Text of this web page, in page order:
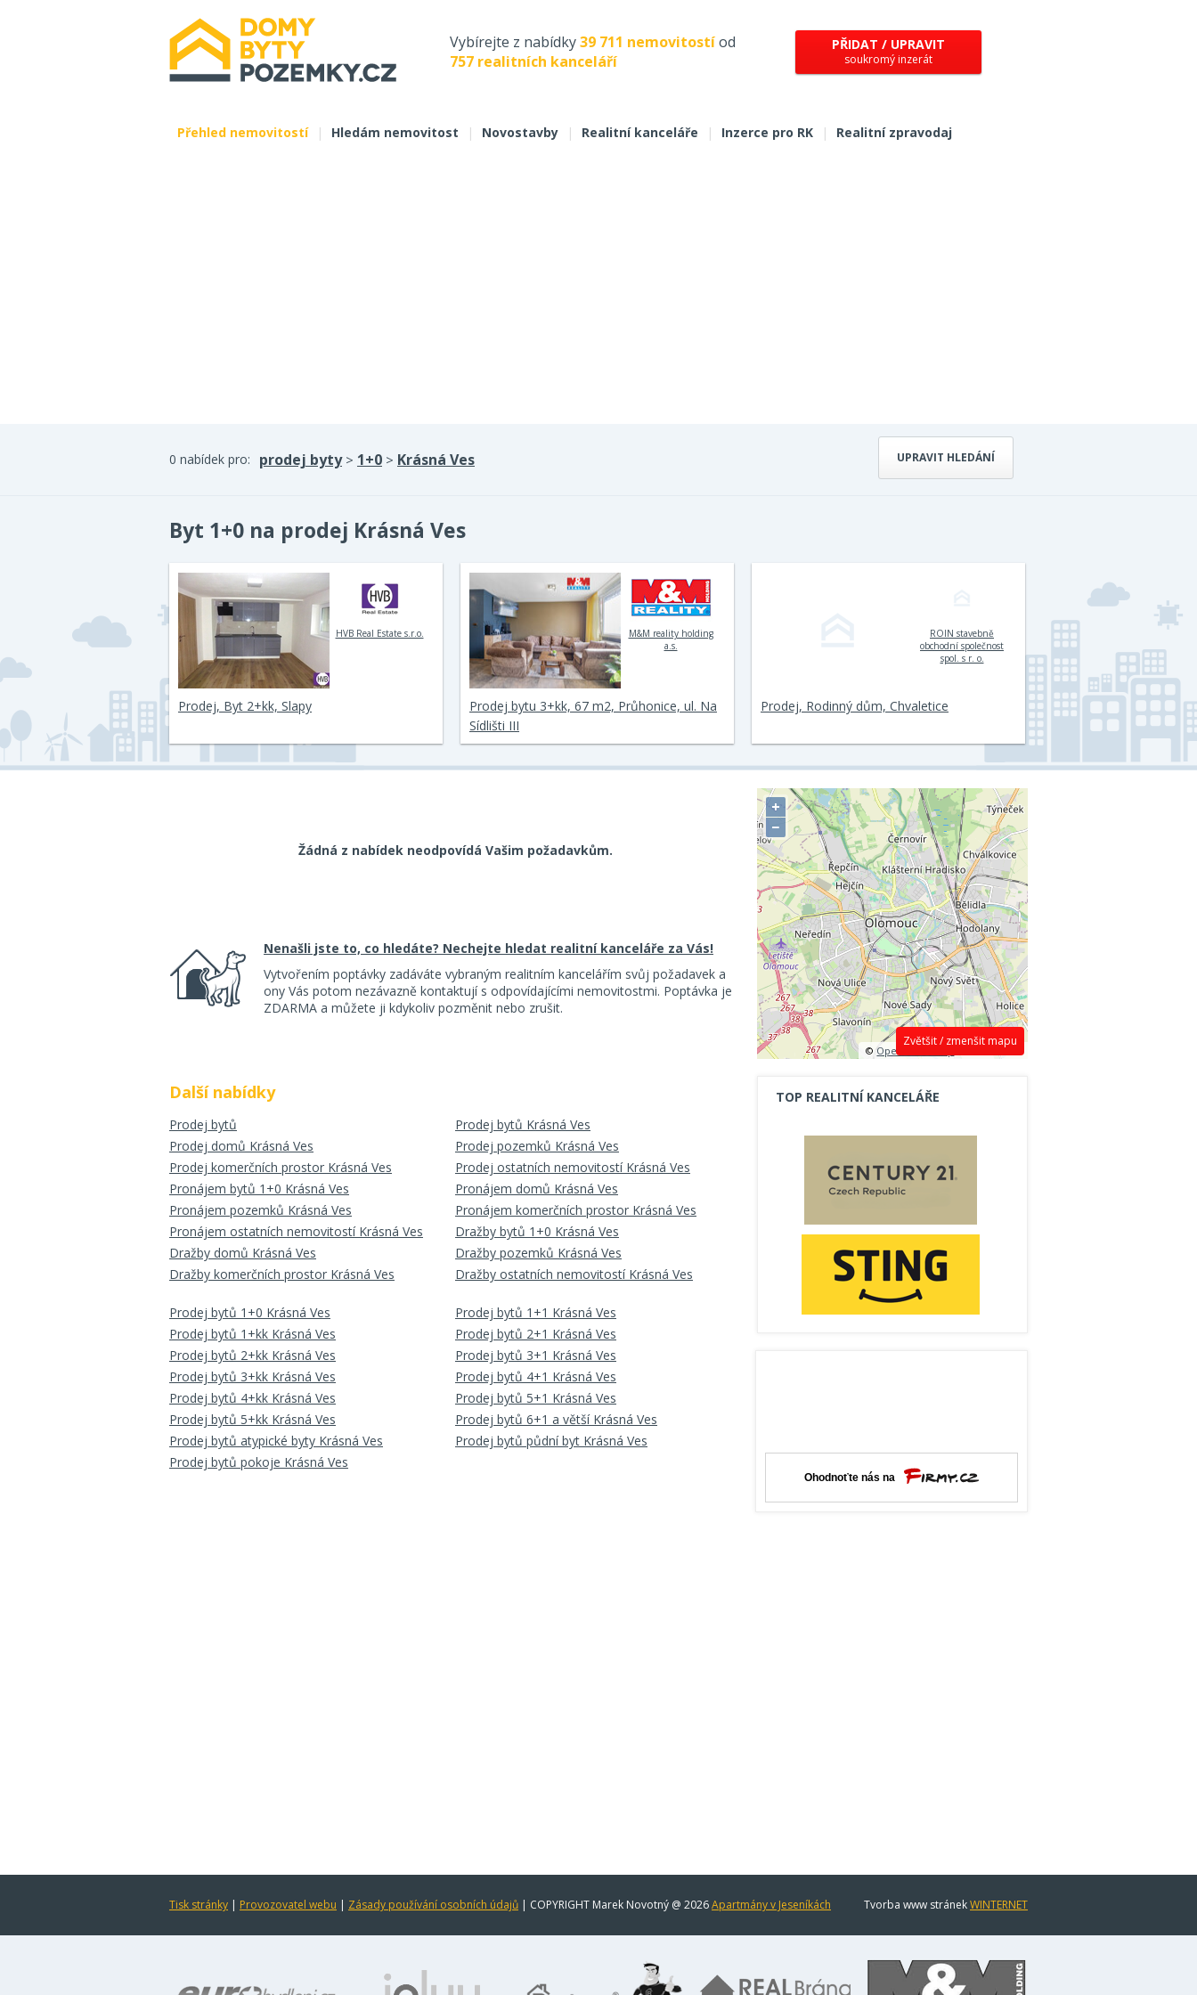
Vybírejte z nabídky39 711 nemovitostíod
757 realitních kanceláří
PŘIDAT / UPRAVIT
soukromý inzerát
Přehled nemovitostí | Hledám nemovitost | Novostavby | Realitní kanceláře | Inzerce pro RK | Realitní zpravodaj
UPRAVIT HLEDÁNÍ
0 nabídek pro: prodej byty> 1+0 > Krásná Ves
Byt 1+0 na prodej Krásná Ves
HVB Real Estate s.r.o.
Prodej, Byt 2+kk, Slapy
M&M reality holding
a.s.
Prodej bytu 3+kk, 67 m2, Průhonice, ul. Na
Sídlišti III
ROIN stavebně
obchodní společnost
spol. s r. o.
Prodej, Rodinný dům, Chvaletice
Žádná z nabídek neodpovídá Vašim požadavkům.
Nenašli jste to, co hledáte? Nechejte hledat realitní kanceláře za Vás!
Vytvořením poptávky zadáváte vybraným realitním kancelářím svůj požadavek a
ony Vás potom nezávazně kontaktují s odpovídajícími nemovitostmi. Poptávka je
ZDARMA a můžete ji kdykoliv pozměnit nebo zrušit.
Další nabídky
Prodej bytů
Prodej bytů Krásná Ves
Prodej domů Krásná Ves
Prodej pozemků Krásná Ves
Prodej komerčních prostor Krásná Ves
Prodej ostatních nemovitostí Krásná Ves
Pronájem bytů 1+0 Krásná Ves
Pronájem domů Krásná Ves
Pronájem pozemků Krásná Ves
Pronájem komerčních prostor Krásná Ves
Pronájem ostatních nemovitostí Krásná Ves
Dražby bytů 1+0 Krásná Ves
Dražby domů Krásná Ves
Dražby pozemků Krásná Ves
Dražby komerčních prostor Krásná Ves
Dražby ostatních nemovitostí Krásná Ves
Prodej bytů 1+0 Krásná Ves
Prodej bytů 1+1 Krásná Ves
Prodej bytů 1+kk Krásná Ves
Prodej bytů 2+1 Krásná Ves
Prodej bytů 2+kk Krásná Ves
Prodej bytů 3+1 Krásná Ves
Prodej bytů 3+kk Krásná Ves
Prodej bytů 4+1 Krásná Ves
Prodej bytů 4+kk Krásná Ves
Prodej bytů 5+1 Krásná Ves
Prodej bytů 5+kk Krásná Ves
Prodej bytů 6+1 a větší Krásná Ves
Prodej bytů atypické byty Krásná Ves
Prodej bytů půdní byt Krásná Ves
Prodej bytů pokoje Krásná Ves
Zvětšit / zmenšit mapu
+
−
©OpenStreetMap contributors.
TOP REALITNÍ KANCELÁŘE
Tisk stránky | Provozovatel webu | Zásady používání osobních údajů | COPYRIGHT Marek Novotný @ 2026Apartmány v Jeseníkách Tvorba www stránekWINTERNET